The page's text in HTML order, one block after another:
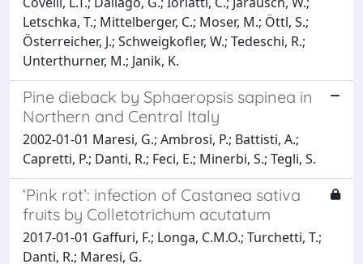
Letschka, T.; Mittelberger, C.; Moser, M.; Öttl, S.;
Österreicher, J.; Schweigkofler, W.; Tedeschi, R.;
Unterthurner, M.; Janik, K.
Pine dieback by Sphaeropsis sapinea in
Northern and Central Italy
2002-01-01 Maresi, G.; Ambrosi, P.; Battisti, A.;
Capretti, P.; Danti, R.; Feci, E.; Minerbi, S.; Tegli, S.
‘Pink rot’: infection of Castanea sativa
fruits by Colletotrichum acutatum
2017-01-01 Gaffuri, F.; Longa, C.M.O.; Turchetti, T.;
Danti, R.; Maresi, G.